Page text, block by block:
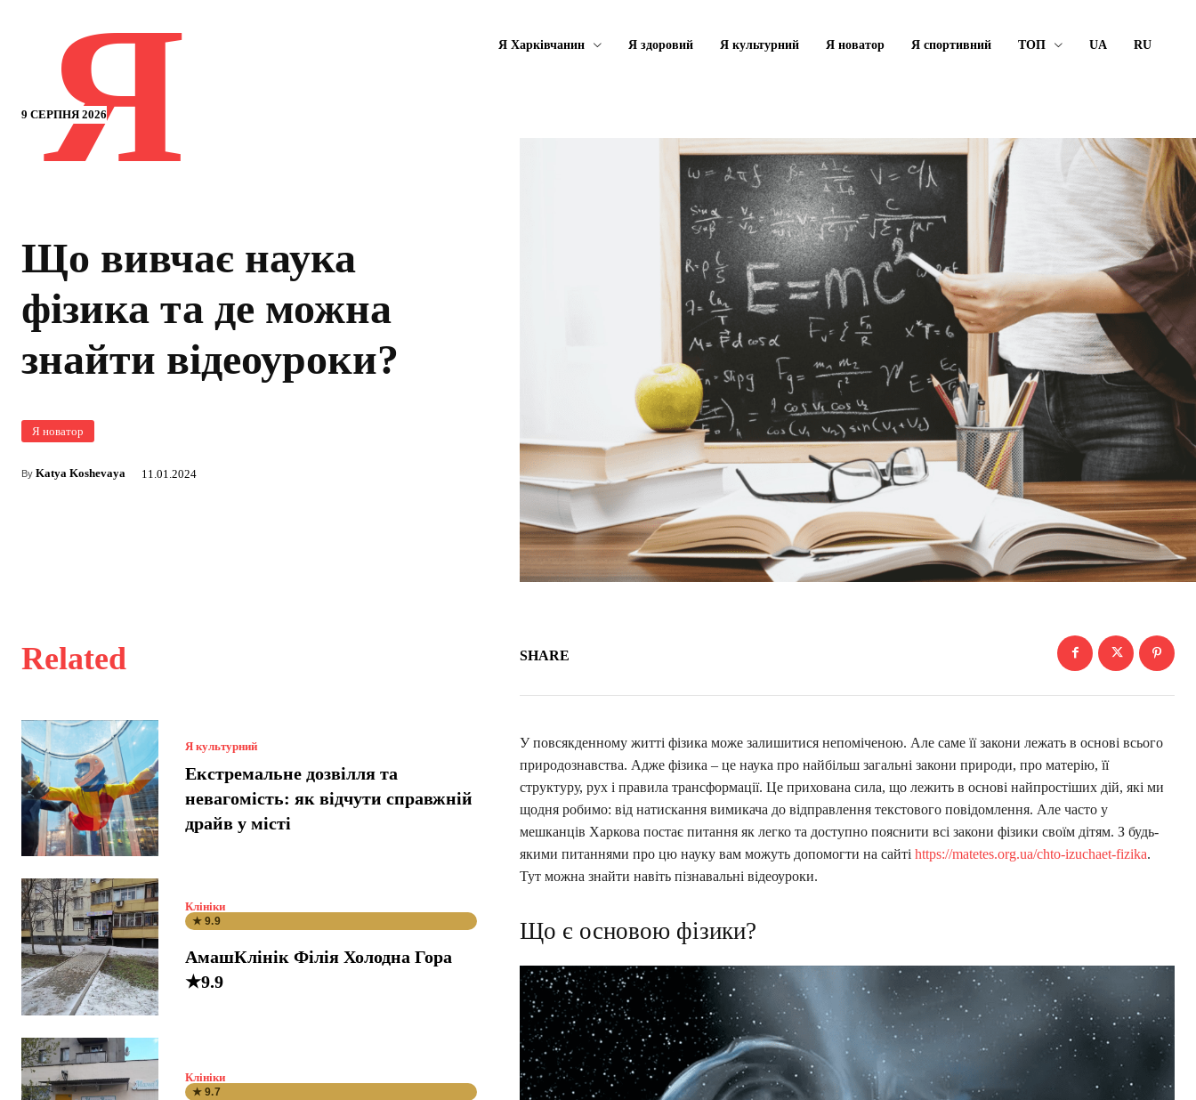
9 СЕРПНЯ 2026
Я Я Харківчанин Я здоровий Я культурний Я новатор Я спортивний ТОП UA RU
Що вивчає наука
фізика та де можна
знайти відеоуроки?
Я новатор
By Katya Koshevaya 11.01.2024
Related
Я культурний
Екстремальне дозвілля та
невагомість: як відчути справжній
драйв у місті
Клініки
★ 9.9
АмашКлінік Філія Холодна Гора
★9.9
Клініки
★ 9.7
SHARE
У повсякденному житті фізика може залишитися непоміченою. Але саме її закони лежать в основі всього
природознавства. Адже фізика – це наука про найбільш загальні закони природи, про матерію, її
структуру, рух і правила трансформації. Це прихована сила, що лежить в основі найпростіших дій, які ми
щодня робимо: від натискання вимикача до відправлення текстового повідомлення. Але часто у
мешканців Харкова постає питання як легко та доступно пояснити всі закони фізики своїм дітям. З будь-
якими питаннями про цю науку вам можуть допомогти на сайті https://matetes.org.ua/chto-izuchaet-fizika.
Тут можна знайти навіть пізнавальні відеоуроки.
Що є основою фізики?